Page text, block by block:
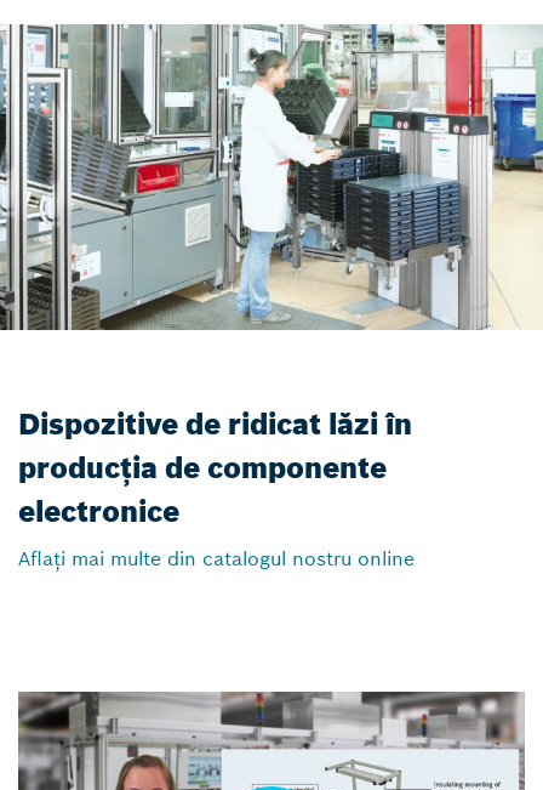
Dispozitive de ridicat lăzi în
producția de componente
electronice
Aflați mai multe din catalogul nostru online